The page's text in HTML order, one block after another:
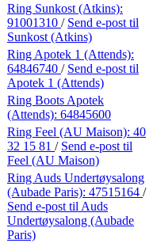
Ring Sunkost (Atkins):
91001310 / Send e-post til
Sunkost (Atkins)
Ring Apotek 1 (Attends):
64846740 / Send e-post til
Apotek 1 (Attends)
Ring Boots Apotek
(Attends): 64845600
Ring Feel (AU Maison): 40
32 15 81 / Send e-post til
Feel (AU Maison)
Ring Auds Undertøysalong
(Aubade Paris): 47515164 /
Send e-post til Auds
Undertøysalong (Aubade
Paris)